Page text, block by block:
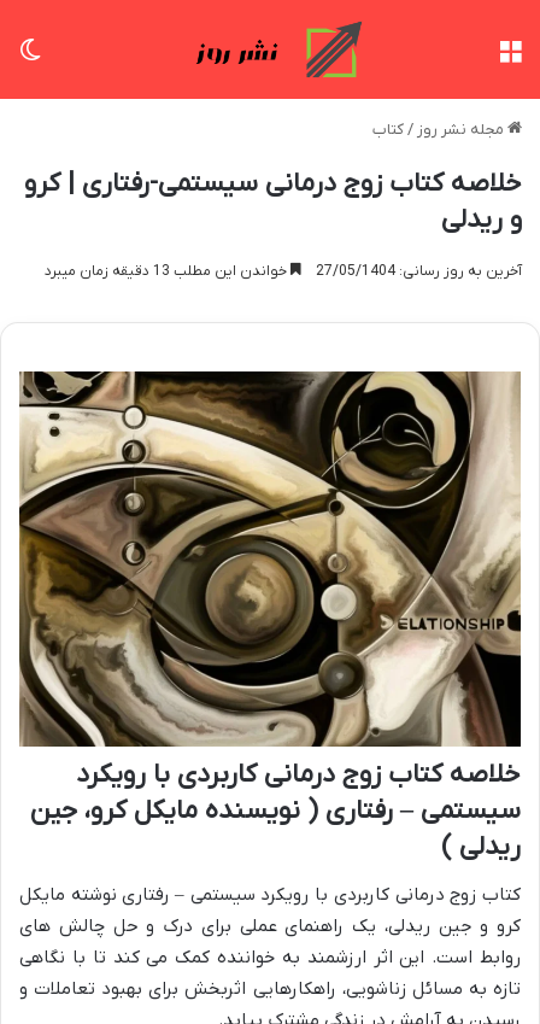
مجله نشر روز /کتاب
خلاصه کتاب زوج درمانی سیستمی-رفتاری | کرو
و ریدلی
آخرین به روز رسانی: 27/05/1404 خواندن این مطلب 13 دقیقه زمان میبرد
خلاصه کتاب زوج درمانی کاربردی با رویکرد
سیستمی – رفتاری ( نویسنده مایکل کرو، جین
ریدلی )
کتاب زوج درمانی کاربردی با رویکرد سیستمی – رفتاری نوشته مایکل
کرو و جین ریدلی، یک راهنمای عملی برای درک و حل چالش های
روابط است. این اثر ارزشمند به خواننده کمک می کند تا با نگاهی
تازه به مسائل زناشویی، راهکارهایی اثربخش برای بهبود تعاملات و